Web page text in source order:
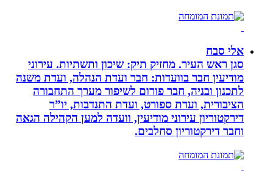
אלי סבח
סגן ראש העיר. מחזיק תיק: שיכון ותשתיות. עירוני
מודיעין חבר בוועדות: חבר ועדת הנהלה, ועדת משנה
לתכנון ובניה, חבר פורום לשיפור מערך התחבורה
הציבורית, ועדת ספורט, ועדת התנדבות, יו”ר
דירקטוריון עירוני מודיעין, וועדה למען הקהילה הגאה
וחבר דירקטוריון סחלבים.